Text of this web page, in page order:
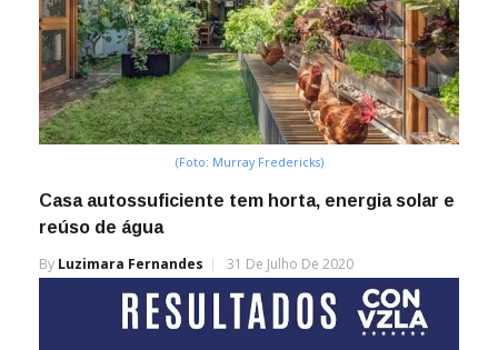
(Foto: Murray Fredericks)
Casa autossuficiente tem horta, energia solar e
reúso de água
By Luzimara Fernandes 31 De Julho De 2020